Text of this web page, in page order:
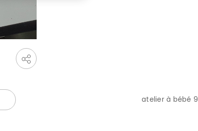
atelier à bébé 9